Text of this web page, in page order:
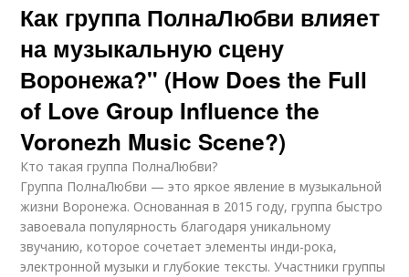
Как группа ПолнаЛюбви влияет
на музыкальную сцену
Воронежа?" (How Does the Full
of Love Group Influence the
Voronezh Music Scene?)
Кто такая группа ПолнаЛюбви?
Группа ПолнаЛюбви — это яркое явление в музыкальной
жизни Воронежа. Основанная в 2015 году, группа быстро
завоевала популярность благодаря уникальному
звучанию, которое сочетает элементы инди-рока,
электронной музыки и глубокие тексты. Участники группы